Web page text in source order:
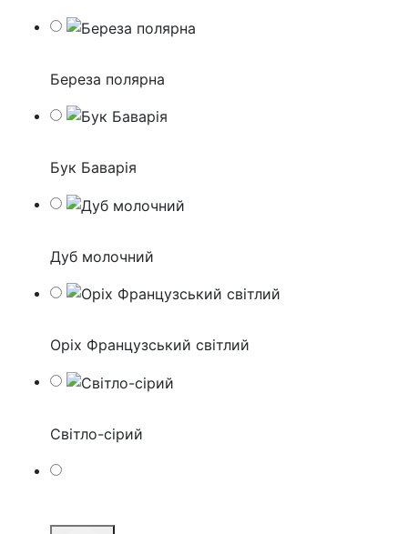
Береза полярна
Бук Баварія
Дуб молочний
Оріх Французський світлий
Світло-сірий